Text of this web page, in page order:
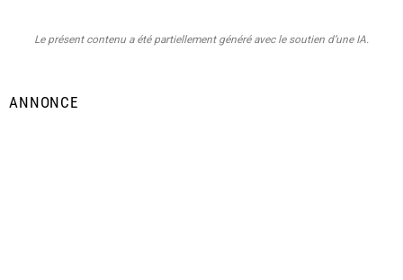
Le présent contenu a été partiellement généré avec le soutien d’une IA.
ANNONCE